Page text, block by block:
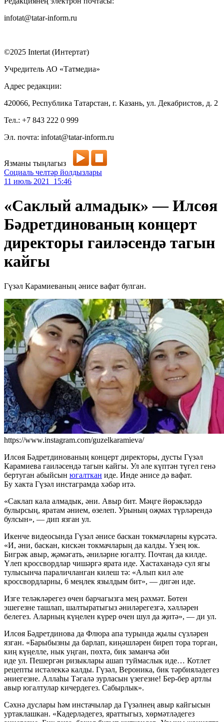
infotat@tatar-inform.ru
©2025 Intertat (Интертат)
Учредитель АО «Татмедиа»
Адрес редакции:
420066, Республика Татарстан, г. Казань, ул. Декабристов, д. 2
Тел.: +7 843 222 0 999
Эл. почта: infotat@tatar-inform.ru
Язманы тыңлагыз
Социаль челтәр йолдызлары
11 июль 2021 15:46
«Саклый алмадык» — Илсөя
Бәдретдинованың концерт
директоры гаиләсендә тагын
кайгы
Гүзәл Карамиеваның әнисе вафат булган.
https://www.instagram.com/guzelkaramieva/
Илсөя Бәдретдинованың концерт директоры, дусты Гүзәл
Карамиева гаиләсендә тагын кайгы. Ул әле күптән түгел генә
бертуган абыйсын югалткан иде. Инде әнисе дә вафат.
Бу хакта Гүзәл инстаграмда хәбәр итә.
«Саклап кала алмадык, әни. Авыр бит. Мәңге йөрәкләрдә
булырсың, яратам әнием, өзелеп. Урының оҗмах түрләрендә
булсын», — дип язган ул.
Икенче видеосында Гүзәл әнисе баскан токмачларны күрсәтә.
«И, әни, баскан, кискән токмачларың да калды. Үзең юк.
Бигрәк авыр, җәмәгать, әниләрне югалту. Почтаң да килде.
Үлеп кроссвордлар чишәргә ярата иде. Хастаханәдә сул ягы
тулысынча параличланган килеш тә: «Алып кил әле
кроссвордларны, 6 меңлек язылдым бит», — дигән иде.
Изге теләкләрегез өчен барчагызга мең рәхмәт. Бөтен
эшегезне ташлап, шалтыратыгыз әниләрегезгә, хәлләрен
белегез. Аларның күңелен күрер өчен шул да җитә», — ди ул.
Илсөя Бәдретдинова да Флюра апа турында җылы сүзләрен
язган. «Барыбызны да барлап, киңәшләрен биреп тора торган,
киң күңелле, нык уңган, пөхтә, бик заманча әби
иде ул. Пешергән ризыклары ашап туймаслык иде… Котлет
рецепты истәлеккә калды. Гүзәл, Вероника, бик тәрбияләдегез
әниегезне. Аллаһы Тәгалә зурласын үзегезне! Бер-бер артлы
авыр югалтулар кичердегез. Сабырлык».
Сәхнә дуслары һәм инстачылар да Гүзәлнең авыр кайгысын
уртаклашкан. «Кадерләдегез, яраттыгыз, хөрмәтләдегез